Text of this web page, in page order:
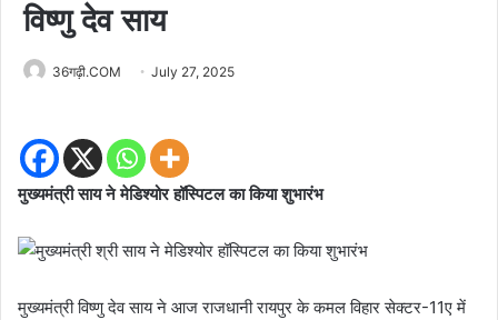
विष्णु देव साय
36गढ़ी.COM July 27, 2025
मुख्यमंत्री साय ने मेडिश्योर हॉस्पिटल का किया शुभारंभ
मुख्यमंत्री विष्णु देव साय ने आज राजधानी रायपुर के कमल विहार सेक्टर-11ए में